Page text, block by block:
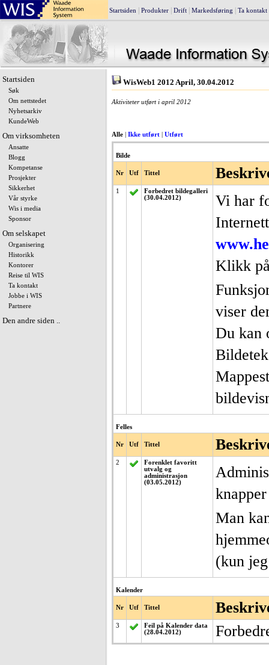
Startsiden Produkter Drift Markedsføring Ta kontakt
Startsiden
Søk
Om nettstedet
Nyhetsarkiv
KundeWeb
Om virksomheten
Ansatte
Blogg
Kompetanse
Prosjekter
Sikkerhet
Vår styrke
Wis i media
Sponsor
Om selskapet
Organisering
Historikk
Kontorer
Reise til WIS
Ta kontakt
Jobbe i WIS
Partnere
Den andre siden ..
WisWeb1 2012 April, 30.04.2012
Aktiviteter utført i april 2012
Alle Ikke utført Utført
Bilde
Nr Utf Tittel
1
Forbedret bildegalleri
(30.04.2012)
Vi har
Klikk
viser
Du kan
Felles
Nr Utf Tittel
2
Forenklet favoritt
utvalg og
administrasjon
(03.05.2012)
Man
(kun
Kalender
Nr Utf Tittel
3
Feil på Kalender data
(28.04.2012)